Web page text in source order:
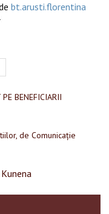
bt.arusti.florentina
BENEFICIARII
de Comunicație